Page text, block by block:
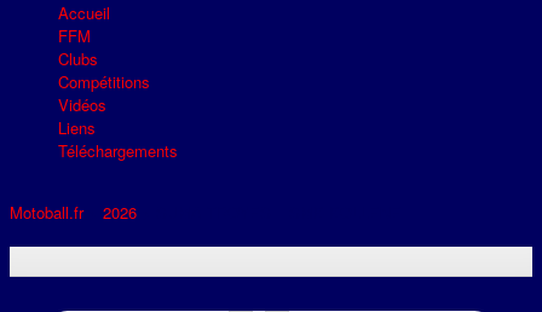
Accueil
FFM
Clubs
Compétitions
Vidéos
Liens
Téléchargements
Motoball.fr> 2026